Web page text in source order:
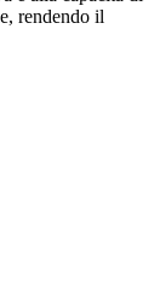
rendendo il